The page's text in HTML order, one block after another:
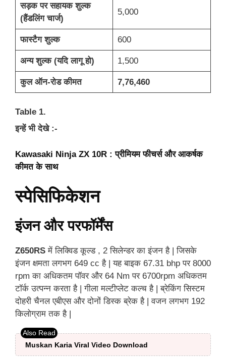
सड़क पर सहायक शुल्क
(हैंडलिंग चार्ज)
5,000
फास्टैग शुल्क 600
अन्य शुल्क (यदि लागू हो) 1,500
कुल ऑन-रोड कीमत 7,76,460
Table 1.
इन्हें भी देखे :-
Kawasaki Ninja ZX 10R : प्रीमियम फीचर्स और आकर्षक
कीमत के साथ
स्पेसिफिकेशन
इंजन और परफॉर्मेंस
Z650RSमें लिक्विड कूल्ड , 2 सिलेन्डर का इंजन है | जिसके
इंजन क्षमता लगभग 649 cc है | यह बाइक 67.31 bhp पर 8000
rpm का अधिकतम पॉवर और 64 Nm पर 6700rpm अधिकतम
टॉर्क उत्पन्न करता है | गीला मल्टीप्लेट कल्च है | ब्रेकिंग सिस्टम
दोहरी चैनल एबीएस और दोनों डिस्क ब्रेक है | वजन लगभग 192
किलोग्राम तक है |
Muskan Karia Viral Video Download